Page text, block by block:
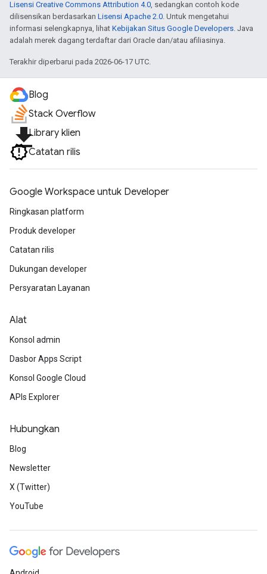
Lisensi Creative Commons Attribution 4.0, sedangkan contoh kode
dilisensikan berdasarkan Lisensi Apache 2.0. Untuk mengetahui
informasi selengkapnya, lihat Kebijakan Situs Google Developers. Java
adalah merek dagang terdaftar dari Oracle dan/atau afiliasinya.
Terakhir diperbarui pada 2026-06-17 UTC.
Blog
Stack Overflow
file_downloadLibrary klien
Catatan rilis
Google Workspace untuk Developer
Ringkasan platform
Produk developer
Catatan rilis
Dukungan developer
Persyaratan Layanan
Alat
Konsol admin
Dasbor Apps Script
Konsol Google Cloud
APIs Explorer
Hubungkan
Blog
Newsletter
X (Twitter)
YouTube